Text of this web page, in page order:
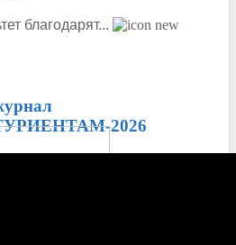
благодарят...
2026